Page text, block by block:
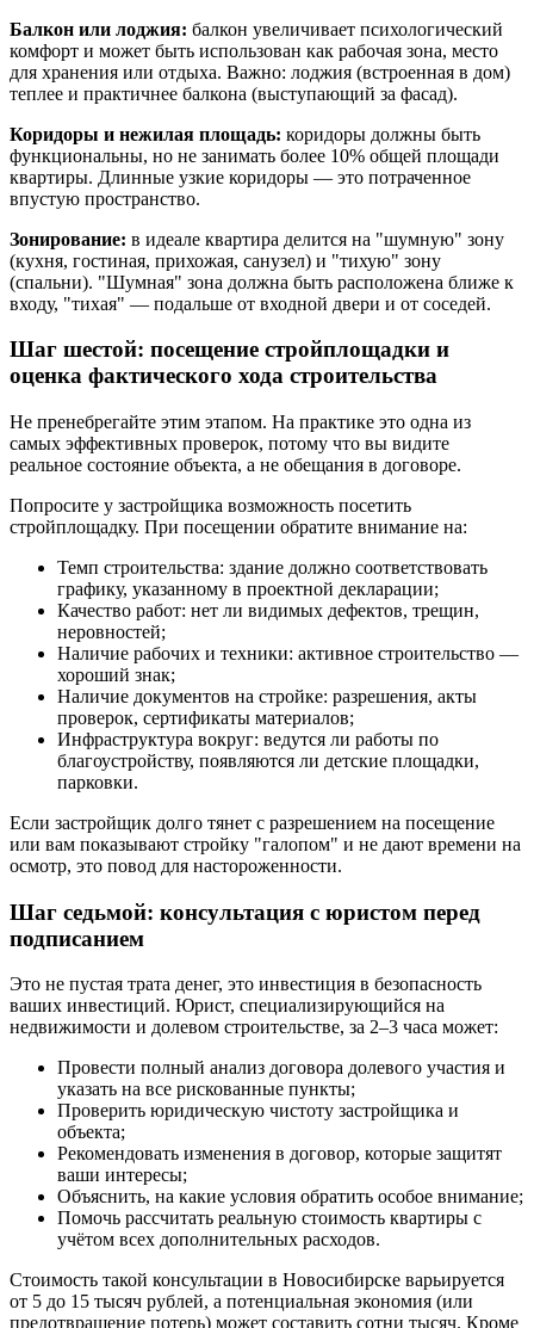
Балкон или лоджия: балкон увеличивает психологический
комфорт и может быть использован как рабочая зона, место
для хранения или отдыха. Важно: лоджия (встроенная в дом)
теплее и практичнее балкона (выступающий за фасад).
Коридоры и нежилая площадь: коридоры должны быть
функциональны, но не занимать более 10% общей площади
квартиры. Длинные узкие коридоры — это потраченное
впустую пространство.
Зонирование: в идеале квартира делится на "шумную" зону
(кухня, гостиная, прихожая, санузел) и "тихую" зону
(спальни). "Шумная" зона должна быть расположена ближе к
входу, "тихая" — подальше от входной двери и от соседей.
Шаг шестой: посещение стройплощадки и
оценка фактического хода строительства
Не пренебрегайте этим этапом. На практике это одна из
самых эффективных проверок, потому что вы видите
реальное состояние объекта, а не обещания в договоре.
Попросите у застройщика возможность посетить
стройплощадку. При посещении обратите внимание на:
Темп строительства: здание должно соответствовать
графику, указанному в проектной декларации;
Качество работ: нет ли видимых дефектов, трещин,
неровностей;
Наличие рабочих и техники: активное строительство —
хороший знак;
Наличие документов на стройке: разрешения, акты
проверок, сертификаты материалов;
Инфраструктура вокруг: ведутся ли работы по
благоустройству, появляются ли детские площадки,
парковки.
Если застройщик долго тянет с разрешением на посещение
или вам показывают стройку "галопом" и не дают времени на
осмотр, это повод для настороженности.
Шаг седьмой: консультация с юристом перед
подписанием
Это не пустая трата денег, это инвестиция в безопасность
ваших инвестиций. Юрист, специализирующийся на
недвижимости и долевом строительстве, за 2–3 часа может:
Провести полный анализ договора долевого участия и
указать на все рискованные пункты;
Проверить юридическую чистоту застройщика и
объекта;
Рекомендовать изменения в договор, которые защитят
ваши интересы;
Объяснить, на какие условия обратить особое внимание;
Помочь рассчитать реальную стоимость квартиры с
учётом всех дополнительных расходов.
Стоимость такой консультации в Новосибирске варьируется
от 5 до 15 тысяч рублей, а потенциальная экономия (или
предотвращение потерь) может составить сотни тысяч. Кроме